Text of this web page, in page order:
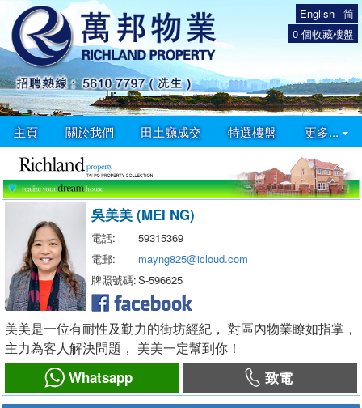
简
English
0 個收藏樓盤
主頁 關於我們 田土廳成交 特選樓盤 更多...
吳美美 (MEI NG)
電話:
59315369
電郵:
mayng825@icloud.com
牌照號碼:S-596625
美美是一位有耐性及勤力的街坊經紀， 對區內物業瞭如指掌，
主力為客人解決問題， 美美一定幫到你！
Whatsapp 致電